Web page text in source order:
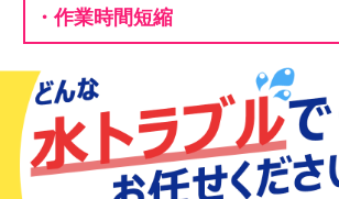
・作業時間短縮